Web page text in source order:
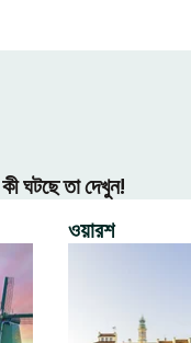
ঘটছে তা দেখুন!
ওয়ারশ